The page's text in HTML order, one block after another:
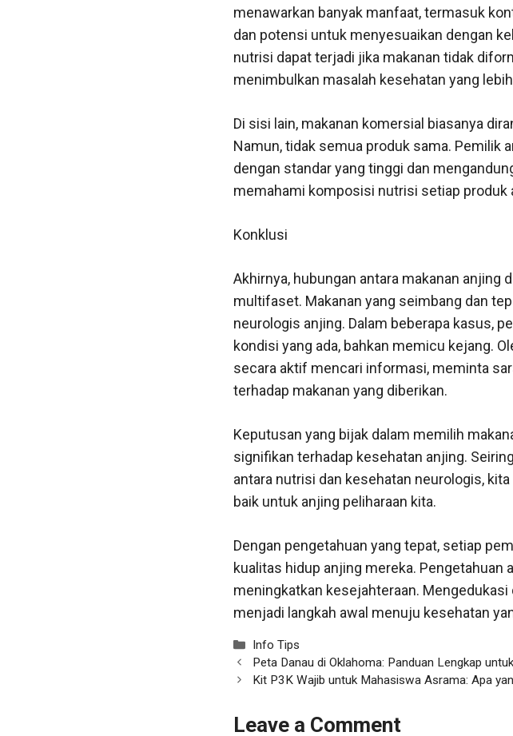
menawarkan banyak manfaat, termasuk
dan potensi untuk menyesuaikan dengan
nutrisi dapat terjadi jika makanan tidak
menimbulkan masalah kesehatan yang
Di sisi lain, makanan komersial biasanya
Namun, tidak semua produk sama. Pemilik
dengan standar yang tinggi dan
memahami komposisi nutrisi setiap produk
Konklusi
Akhirnya, hubungan antara makanan anjing
multifaset. Makanan yang seimbang dan
neurologis anjing. Dalam beberapa kasus,
kondisi yang ada, bahkan memicu kejang.
secara aktif mencari informasi, meminta
terhadap makanan yang diberikan.
Keputusan yang bijak dalam memilih
signifikan terhadap kesehatan anjing.
antara nutrisi dan kesehatan neurologis,
baik untuk anjing peliharaan kita.
Dengan pengetahuan yang tepat, setiap
kualitas hidup anjing mereka. Pengetahuan
meningkatkan kesejahteraan.
menjadi langkah awal menuju kesehatan
Categories
Info Tips
Peta Danau di Oklahoma: Panduan Lengkap
Kit P3K Wajib untuk Mahasiswa Asrama: Apa
Leave a Comment